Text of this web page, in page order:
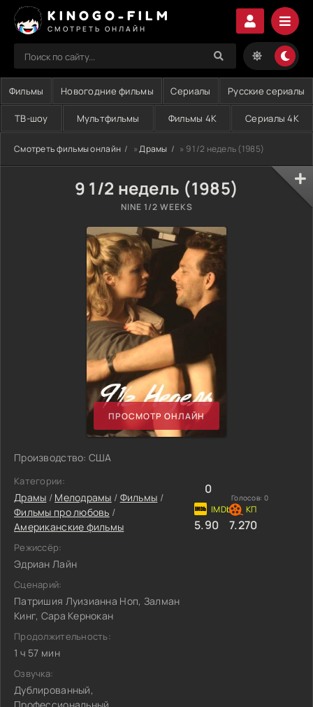
KINOGO-FILM
СМОТРЕТЬ ОНЛАЙН
Фильмы Новогодние фильмы Сериалы Русские сериалы
ТВ-шоу Мультфильмы Фильмы 4K Сериалы 4K
Смотреть фильмы онлайн »Драмы » 9 1/2 недель (1985)
9 1/2 недель (1985)
NINE 1/2 WEEKS
ПРОСМОТР ОНЛАЙН
Производство: США
Категории:
Драмы / Мелодрамы / Фильмы /
Фильмы про любовь /
Американские фильмы
Режиссёр:
Эдриан Лайн
Сценарий:
Патришия Луизианна Ноп, Залман
Кинг, Сара Кернокан
Продолжительность:
1 ч 57 мин
Озвучка:
Дублированный,
0
Голосов: 0
5.90 7.270